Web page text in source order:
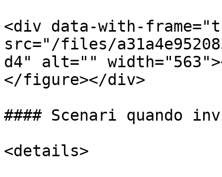
<div data-with-
src="/files/
d4" alt=""
</figure></div>
#### Scenari quando
<details>